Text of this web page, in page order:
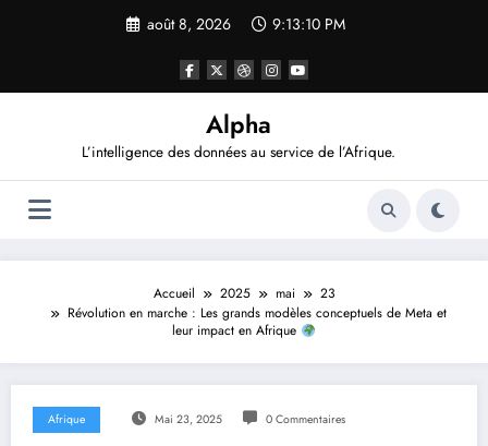
août 8, 2026 9:13:12 PM
Alpha
L’intelligence des données au service de l’Afrique.
Accueil 2025 mai
23
Révolution en marche : Les grands modèles conceptuels de Meta et
leur impact en Afrique
Afrique Mai 23, 2025 0 Commentaires